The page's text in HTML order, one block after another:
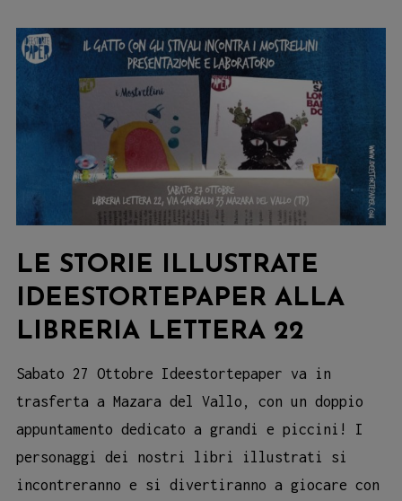
nuove
LE STORIE ILLUSTRATE
IDEESTORTEPAPER ALLA
LIBRERIA LETTERA 22
Sabato 27 Ottobre Ideestortepaper va in
trasferta a Mazara del Vallo, con un doppio
appuntamento dedicato a grandi e piccini! I
personaggi dei nostri libri illustrati si
incontreranno e si divertiranno a giocare con